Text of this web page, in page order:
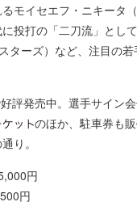
モイセエフ・ニキータ（
投打の「二刀流」とし
ターズ）など、注目の
評発売中。選手サイン
のほか、駐車券も販
り。
円
円